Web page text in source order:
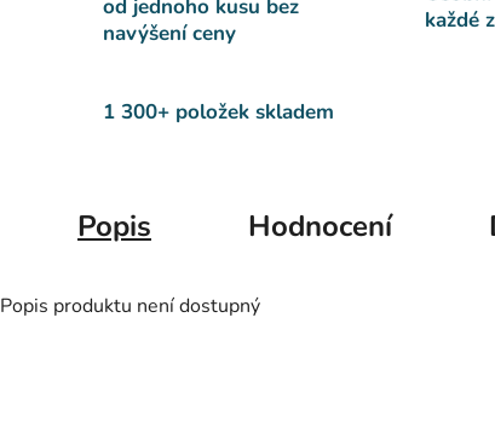
od jednoho kusu bez
navýšení ceny
každé
1 300+ položek skladem
Popis Hodnocení
Popis produktu není dostupný